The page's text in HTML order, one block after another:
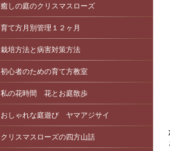
癒しの庭のクリスマスローズ
育て方月別管理１２ヶ月
栽培方法と病害対策方法
初心者のための育て方教室
私の花時間 花とお庭散歩
おしゃれな庭遊び ヤマアジサイ
クリスマスローズの四方山話